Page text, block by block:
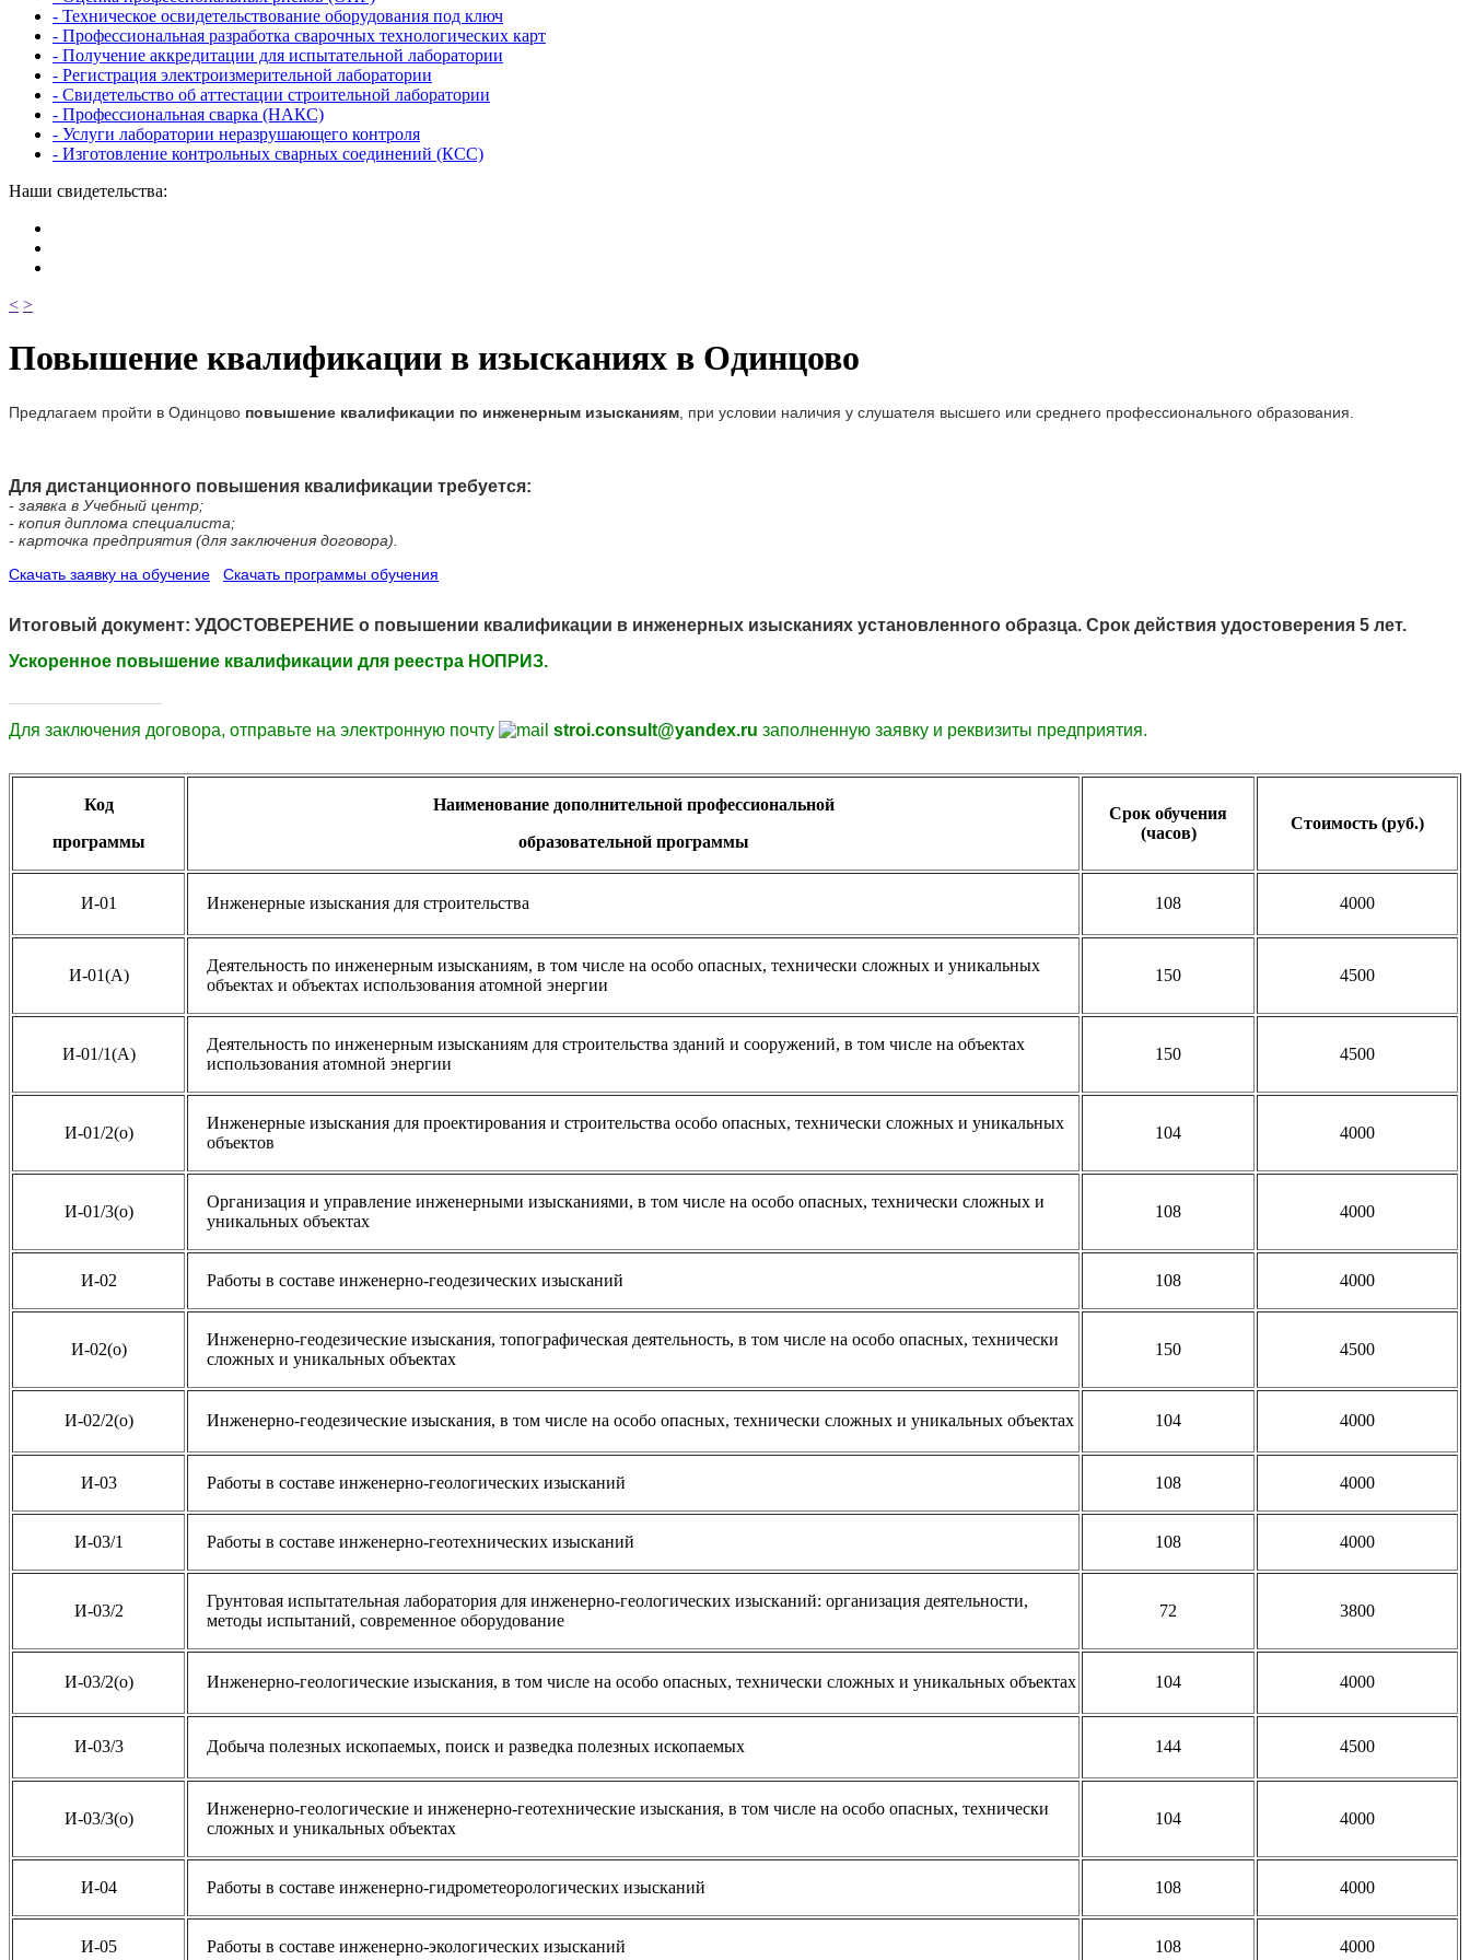
- Техническое освидетельствование оборудования под ключ
- Профессиональная разработка сварочных технологических карт
- Получение аккредитации для испытательной лаборатории
- Регистрация электроизмерительной лаборатории
- Свидетельство об аттестации строительной лаборатории
- Профессиональная сварка (НАКС)
- Услуги лаборатории неразрушающего контроля
- Изготовление контрольных сварных соединений (КСС)
Наши свидетельства:
< >
Повышение квалификации в изысканиях в Одинцово
Предлагаем пройти в Одинцово повышение квалификации по инженерным изысканиям , при условии наличия у слушателя высшего или среднего профессионального образования.
Для дистанционного повышения квалификации требуется:
- заявка в Учебный центр;
- копия диплома специалиста;
- карточка предприятия (для заключения договора).
Скачать заявку на обучение
Скачать программы обучения
Итоговый документ: УДОСТОВЕРЕНИЕ о повышении квалификации в инженерных изысканиях установленного образца. Срок действия удостоверения 5 лет.
Ускоренное повышение квалификации для реестра НОПРИЗ.
Для заключения договора, отправьте на электронную почту stroi.consult@yandex.ru заполненную заявку и реквизиты предприятия.
Код
программы
Наименование дополнительной профессиональной
образовательной программы
Срок обучения
(часов)
Стоимость (руб.)
И-01 Инженерные изыскания для строительства 108 4000
И-01(А)
Деятельность по инженерным изысканиям, в том числе на особо опасных, технически сложных и уникальных
объектах и объектах использования атомной энергии
150 4500
И-01/1(А)
Деятельность по инженерным изысканиям для строительства зданий и сооружений, в том числе на объектах
использования атомной энергии
150 4500
И-01/2(о)
Инженерные изыскания для проектирования и строительства особо опасных, технически сложных и уникальных
объектов
104 4000
И-01/3(о)
Организация и управление инженерными изысканиями, в том числе на особо опасных, технически сложных и
уникальных объектах
108 4000
И-02 Работы в составе инженерно-геодезических изысканий 108 4000
И-02(о)
Инженерно-геодезические изыскания, топографическая деятельность, в том числе на особо опасных, технически
сложных и уникальных объектах
150 4500
И-02/2(о) Инженерно-геодезические изыскания, в том числе на особо опасных, технически сложных и уникальных объектах 104 4000
И-03 Работы в составе инженерно-геологических изысканий 108 4000
И-03/1 Работы в составе инженерно-геотехнических изысканий 108 4000
И-03/2
Грунтовая испытательная лаборатория для инженерно-геологических изысканий: организация деятельности,
методы испытаний, современное оборудование
72 3800
И-03/2(о) Инженерно-геологические изыскания, в том числе на особо опасных, технически сложных и уникальных объектах 104 4000
И-03/3 Добыча полезных ископаемых, поиск и разведка полезных ископаемых 144 4500
И-03/3(о)
Инженерно-геологические и инженерно-геотехнические изыскания, в том числе на особо опасных, технически
сложных и уникальных объектах
104 4000
И-04 Работы в составе инженерно-гидрометеорологических изысканий 108 4000
И-05 Работы в составе инженерно-экологических изысканий 108 4000